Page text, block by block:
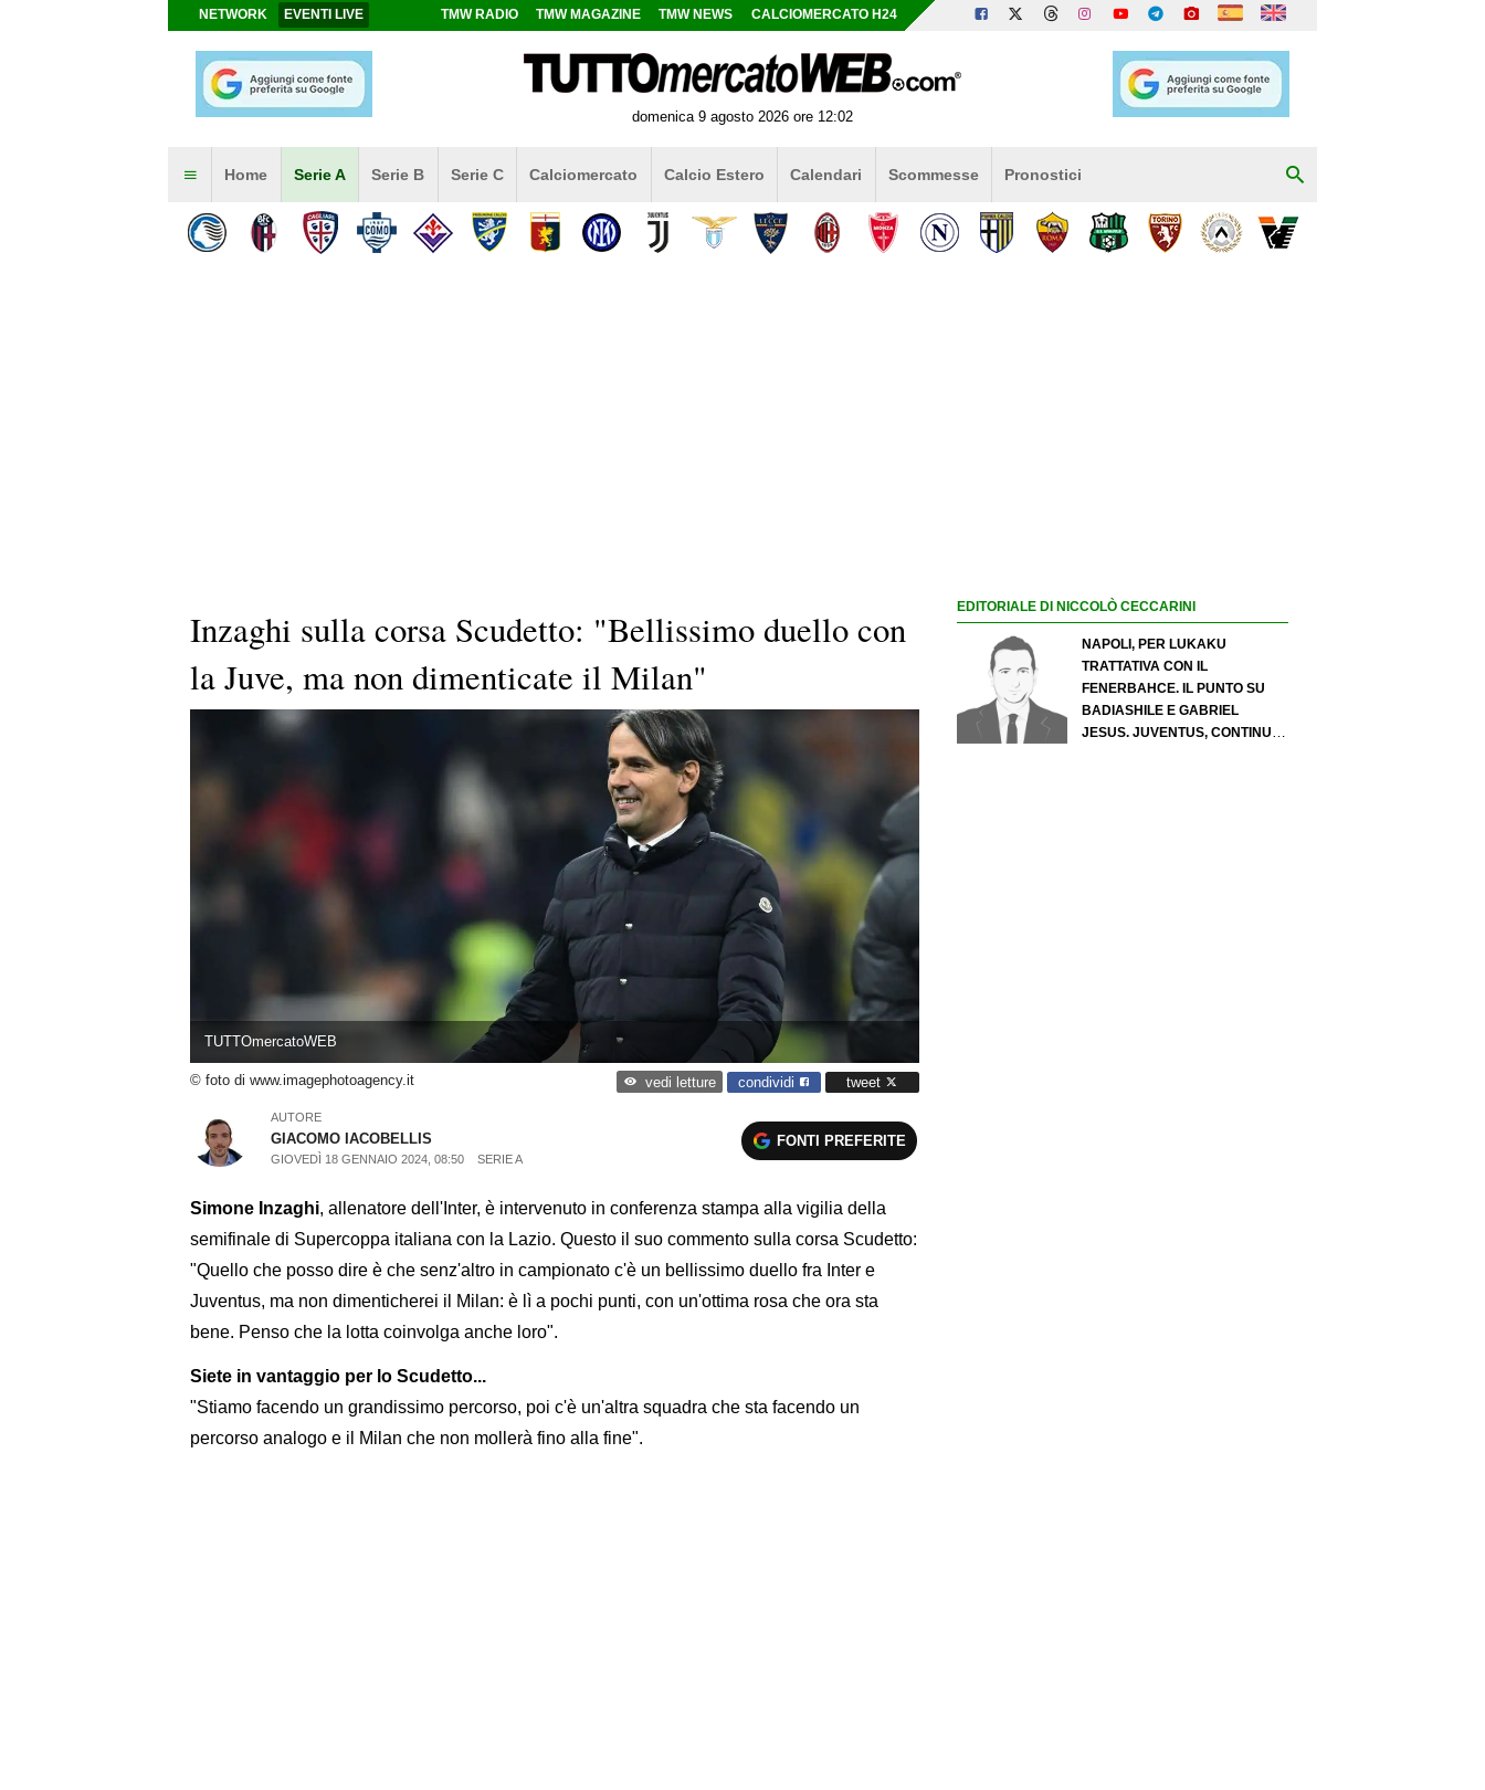
NETWORK EVENTI LIVE TMW RADIO TMW MAGAZINE TMW NEWS CALCIOMERCATO H24
domenica 9 agosto 2026 ore 12:02
Home Serie A Serie B Serie C Calciomercato Calcio Estero Calendari Scommesse Pronostici
Inzaghi sulla corsa Scudetto: "Bellissimo duello con
la Juve, ma non dimenticate il Milan"
TUTTOmercatoWEB
© foto di www.imagephotoagency.it vedi letture condividi tweet
AUTORE
GIACOMO IACOBELLIS
GIOVEDÌ 18 GENNAIO 2024, 08:50 SERIE A
FONTI PREFERITE
Simone Inzaghi, allenatore dell'Inter, è intervenuto in conferenza stampa alla vigilia della
semifinale di Supercoppa italiana con la Lazio. Questo il suo commento sulla corsa Scudetto:
"Quello che posso dire è che senz'altro in campionato c'è un bellissimo duello fra Inter e
Juventus, ma non dimenticherei il Milan: è lì a pochi punti, con un'ottima rosa che ora sta
bene. Penso che la lotta coinvolga anche loro".
Siete in vantaggio per lo Scudetto...
"Stiamo facendo un grandissimo percorso, poi c'è un'altra squadra che sta facendo un
percorso analogo e il Milan che non mollerà fino alla fine".
EDITORIALE DI NICCOLÒ CECCARINI
NAPOLI, PER LUKAKU
TRATTATIVA CON IL
FENERBAHCE. IL PUNTO SU
BADIASHILE E GABRIEL
JESUS. JUVENTUS, CONTINUA